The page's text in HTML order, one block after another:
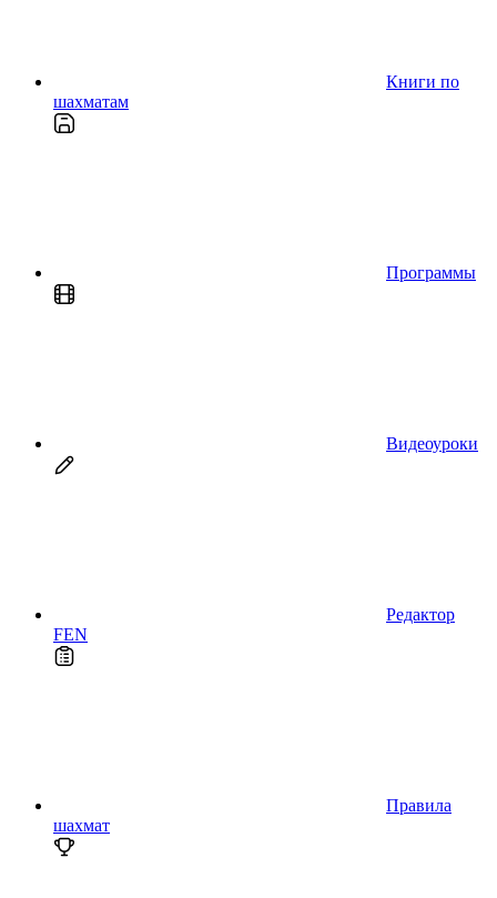
Книги по
шахматам
Программы
Видеоуроки
Редактор
FEN
Правила
шахмат